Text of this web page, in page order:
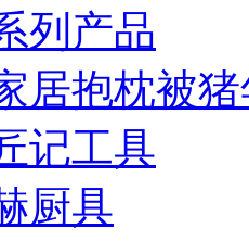
列产品
居抱枕被
记工具
厨具